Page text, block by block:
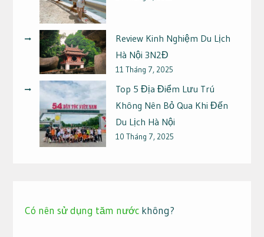
Review Kinh Nghiệm Du Lịch
Hà Nội 3N2Đ
11 Tháng 7, 2025
Top 5 Địa Điểm Lưu Trú
Không Nên Bỏ Qua Khi Đến
Du Lịch Hà Nội
10 Tháng 7, 2025
Có nên sử dụng tăm nướckhông?